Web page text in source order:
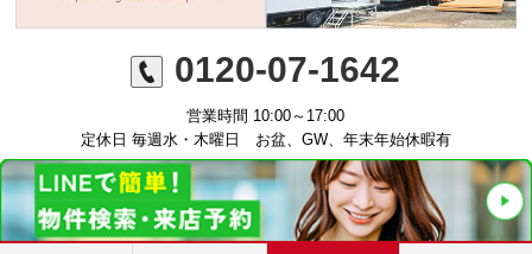
0120-07-1642
営業時間 10:00～17:00
定休日 毎週水・木曜日 お盆、GW、年末年始休暇有
©ミニミニFC蒲郡店 丸七住宅株式会社